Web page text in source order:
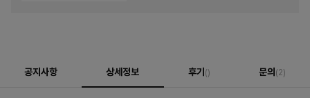
공지사항 상세정보 후기 () 문의 (2)